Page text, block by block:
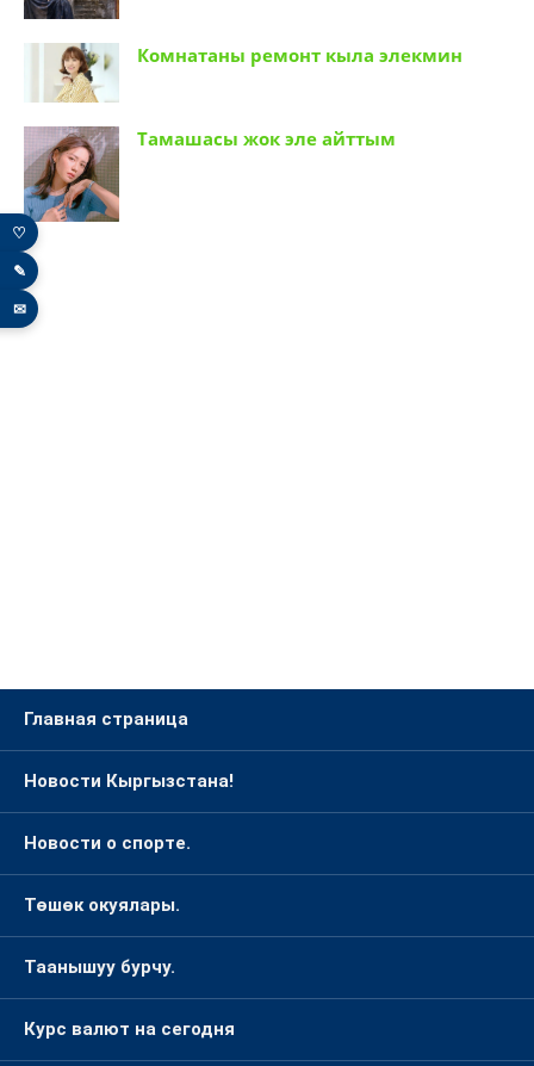
Комнатаны ремонт кыла элекмин
Тамашасы жок эле айттым
Главная страница
Новости Кыргызстана!
Новости о спорте.
Төшөк окуялары.
Таанышуу бурчу.
Курс валют на сегодня
♡
✎
✉